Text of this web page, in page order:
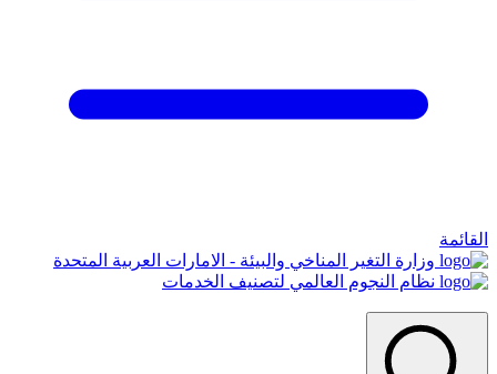
القائمة
وزارة التغير المناخي والبيئة - الامارات العربية المتحدة
نظام النجوم العالمي لتصنيف الخدمات